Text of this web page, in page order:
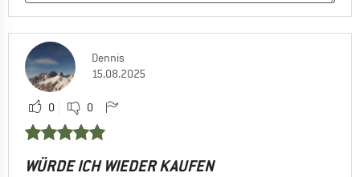
Dennis
15.08.2025
0 0
WÜRDE ICH WIEDER KAUFEN